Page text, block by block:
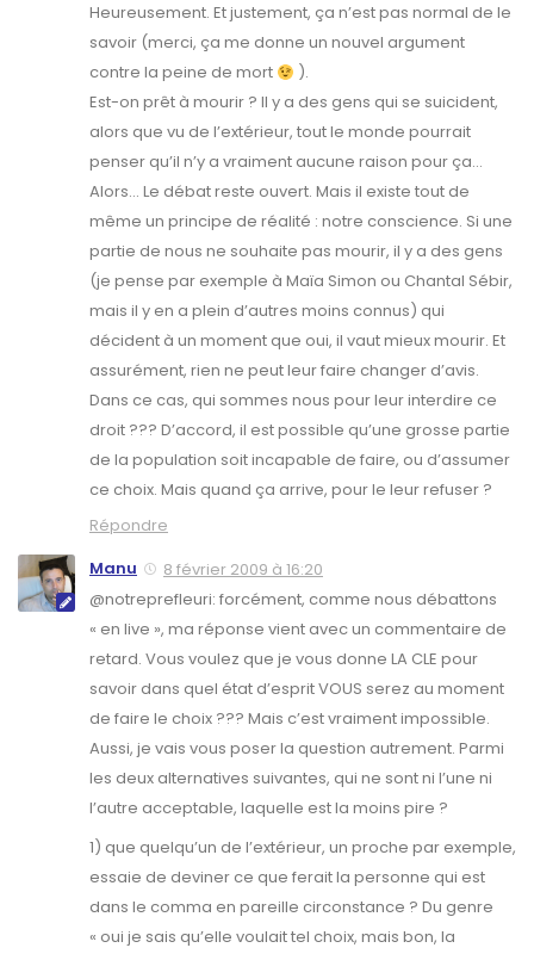
Heureusement. Et justement, ça n’est pas normal de le
savoir (merci, ça me donne un nouvel argument
contre la peine de mort
).
Est-on prêt à mourir ? Il y a des gens qui se suicident,
alors que vu de l’extérieur, tout le monde pourrait
penser qu’il n’y a vraiment aucune raison pour ça…
Alors… Le débat reste ouvert. Mais il existe tout de
même un principe de réalité : notre conscience. Si une
partie de nous ne souhaite pas mourir, il y a des gens
(je pense par exemple à Maïa Simon ou Chantal Sébir,
mais il y en a plein d’autres moins connus) qui
décident à un moment que oui, il vaut mieux mourir. Et
assurément, rien ne peut leur faire changer d’avis.
Dans ce cas, qui sommes nous pour leur interdire ce
droit ??? D’accord, il est possible qu’une grosse partie
de la population soit incapable de faire, ou d’assumer
ce choix. Mais quand ça arrive, pour le leur refuser ?
Répondre
Manu
8 février 2009 à 16:20
@notreprefleuri: forcément, comme nous débattons
« en live », ma réponse vient avec un commentaire de
retard. Vous voulez que je vous donne LA CLE pour
savoir dans quel état d’esprit VOUS serez au moment
de faire le choix ??? Mais c’est vraiment impossible.
Aussi, je vais vous poser la question autrement. Parmi
les deux alternatives suivantes, qui ne sont ni l’une ni
l’autre acceptable, laquelle est la moins pire ?
1) que quelqu’un de l’extérieur, un proche par exemple,
essaie de deviner ce que ferait la personne qui est
dans le comma en pareille circonstance ? Du genre
« oui je sais qu’elle voulait tel choix, mais bon, la